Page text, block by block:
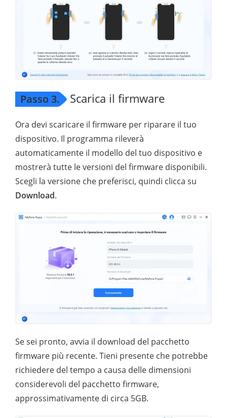
Passo 3. Scarica il firmware
Ora devi scaricare il firmware per riparare il tuo
dispositivo. Il programma rileverà
automaticamente il modello del tuo dispositivo e
mostrerà tutte le versioni del firmware disponibili.
Scegli la versione che preferisci, quindi clicca su
Download.
Se sei pronto, avvia il download del pacchetto
firmware più recente. Tieni presente che potrebbe
richiedere del tempo a causa delle dimensioni
considerevoli del pacchetto firmware,
approssimativamente di circa 5GB.